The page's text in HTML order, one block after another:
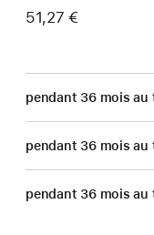
51,27 €
pendant 36 mois au
pendant 36 mois au
pendant 36 mois au